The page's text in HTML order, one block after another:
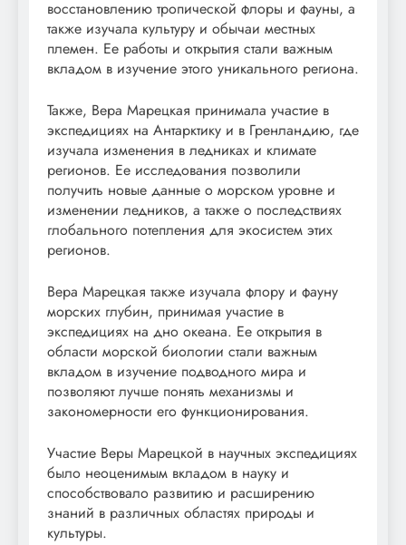
восстановлению тропической флоры и фауны, а
также изучала культуру и обычаи местных
племен. Ее работы и открытия стали важным
вкладом в изучение этого уникального региона.
Также, Вера Марецкая принимала участие в
экспедициях на Антарктику и в Гренландию, где
изучала изменения в ледниках и климате
регионов. Ее исследования позволили
получить новые данные о морском уровне и
изменении ледников, а также о последствиях
глобального потепления для экосистем этих
регионов.
Вера Марецкая также изучала флору и фауну
морских глубин, принимая участие в
экспедициях на дно океана. Ее открытия в
области морской биологии стали важным
вкладом в изучение подводного мира и
позволяют лучше понять механизмы и
закономерности его функционирования.
Участие Веры Марецкой в научных экспедициях
было неоценимым вкладом в науку и
способствовало развитию и расширению
знаний в различных областях природы и
культуры.